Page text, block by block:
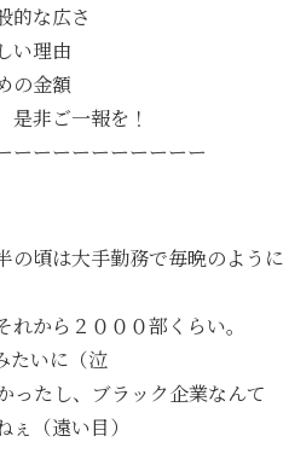
な広さ
い理由
の金額
非ご一報を！
ーーーーーーーーーー
の頃は大手勤務で毎晩のように
から２０００部くらい。
たいに（泣
ったし、ブラック企業なんて
（遠い目）